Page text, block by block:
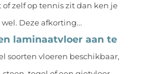
zelf op tennis zit dan ken je
Deze afkorting...
laminaatvloer aan te
soorten vloeren beschikbaar,